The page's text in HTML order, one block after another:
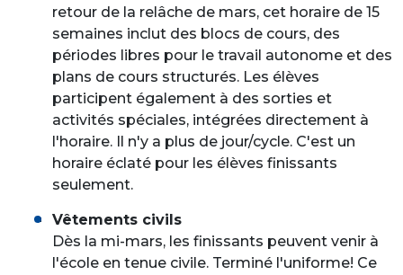
retour de la relâche de mars, cet horaire de 15
semaines inclut des blocs de cours, des
périodes libres pour le travail autonome et des
plans de cours structurés. Les élèves
participent également à des sorties et
activités spéciales, intégrées directement à
l'horaire. Il n'y a plus de jour/cycle. C'est un
horaire éclaté pour les élèves finissants
seulement.
Vêtements civils
Dès la mi-mars, les finissants peuvent venir à
l'école en tenue civile. Terminé l'uniforme! Ce